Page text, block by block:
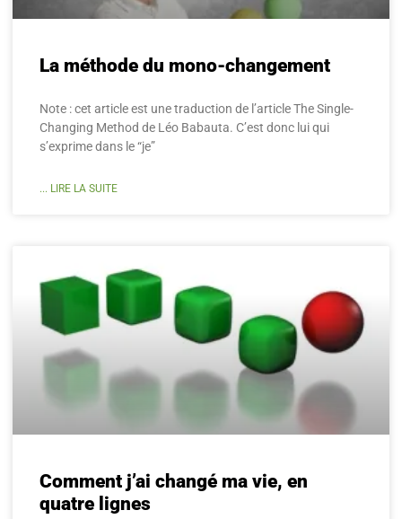
La méthode du mono-changement
Note : cet article est une traduction de l’article The Single-
Changing Method de Léo Babauta. C’est donc lui qui
s’exprime dans le “je”
... LIRE LA SUITE
Comment j’ai changé ma vie, en
quatre lignes